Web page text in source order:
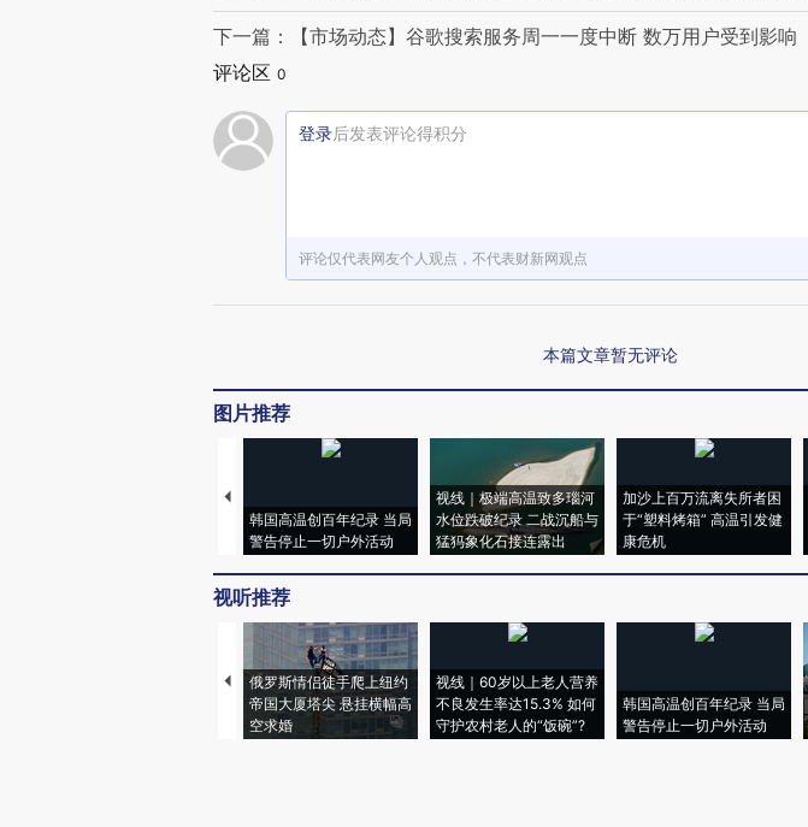
下一篇：【市场动态】谷歌搜索服务周一一度中断 数万用户受到影响
评论区 0
登录后发表评论得积分
评论仅代表网友个人观点，不代表财新网观点
本篇文章暂无评论
图片推荐
韩国高温创百年纪录 当局
警告停止一切户外活动
视线｜极端高温致多瑙河
水位跌破纪录 二战沉船与
猛犸象化石接连露出
加沙上百万流离失所者困
于“塑料烤箱” 高温引发健
康危机
视听推荐
俄罗斯情侣徒手爬上纽约
帝国大厦塔尖 悬挂横幅高
空求婚
视线｜60岁以上老人营养
不良发生率达15.3% 如何
守护农村老人的“饭碗”?
韩国高温创百年纪录 当局
警告停止一切户外活动